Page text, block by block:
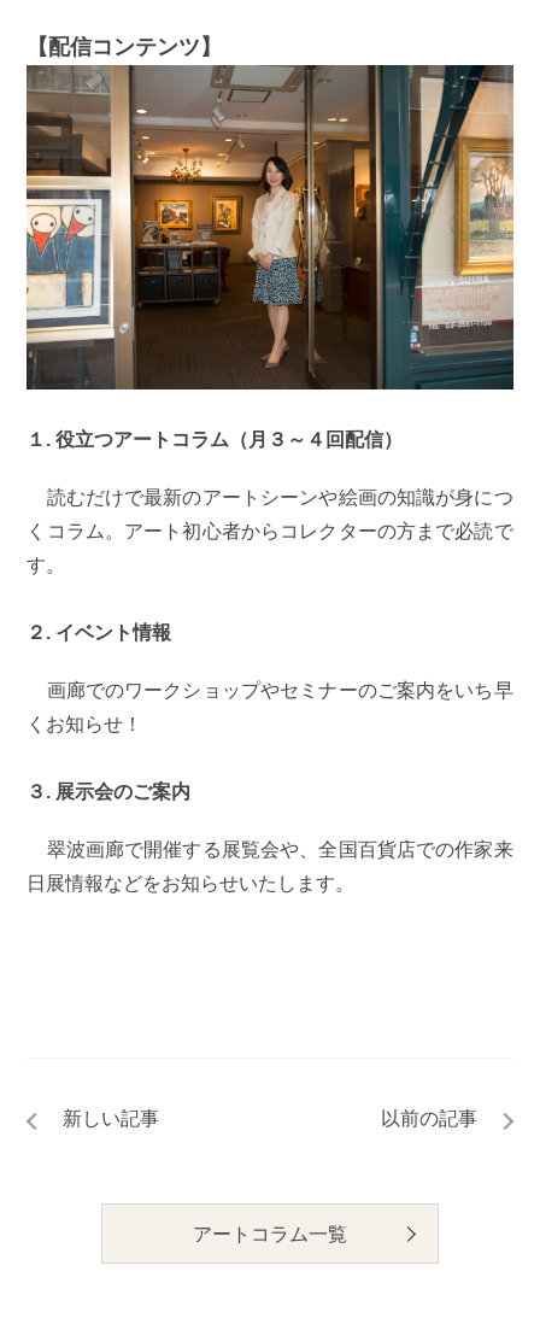
【配信コンテンツ】
１. 役立つアートコラム（月３～４回配信）
読むだけで最新のアートシーンや絵画の知識が身につ
くコラム。アート初心者からコレクターの方まで必読で
す。
２. イベント情報
画廊でのワークショップやセミナーのご案内をいち早
くお知らせ！
３. 展示会のご案内
翠波画廊で開催する展覧会や、全国百貨店での作家来
日展情報などをお知らせいたします。
アートコラム一覧